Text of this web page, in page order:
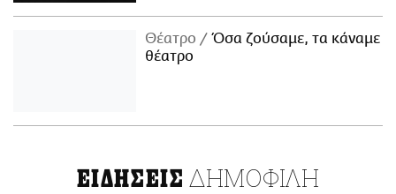
Θέατρο
Όσα ζούσαμε, τα κάναμε
θέατρο
ΕΙΔΗΣΕΙΣ ΔΗΜΟΦΙΛΗ